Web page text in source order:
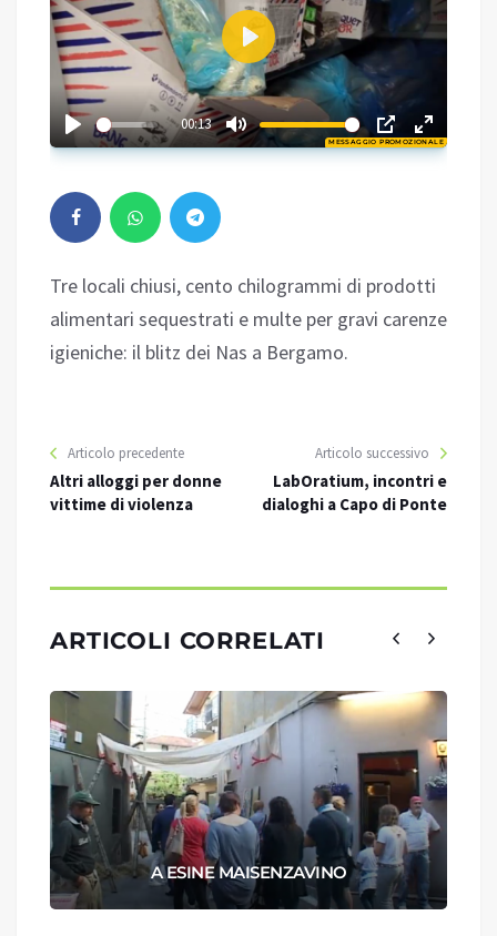
MESSAGGIO PROMOZIONALE
00:13
Play
01:42
Tre locali chiusi, cento chilogrammi di prodotti
alimentari sequestrati e multe per gravi carenze
igieniche: il blitz dei Nas a Bergamo.
Articolo precedente
Altri alloggi per donne
vittime di violenza
Articolo successivo
LabOratium, incontri e
dialoghi a Capo di Ponte
ARTICOLI CORRELATI
A ESINE MAISENZAVINO